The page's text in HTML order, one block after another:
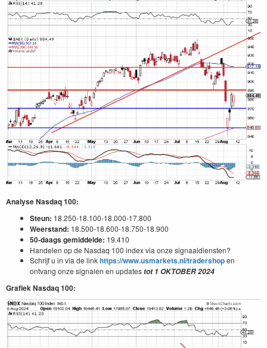
Analyse Nasdaq 100:
Steun: 18.250-18.100-18.000-17.800
Weerstand: 18.500-18.600-18.750-18.900
50-daags gemiddelde: 19.410
Handelen op de Nasdaq 100 index via onze signaaldiensten?
Schrijf u in via de linkhttps://www.usmarkets.nl/tradershopen
ontvang onze signalen en updatestot1 OKTOBER2024
Grafiek Nasdaq 100: